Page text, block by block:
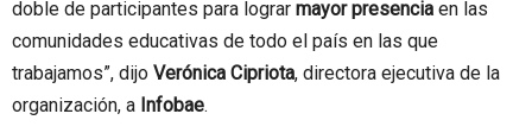
doble de participantes para lograr mayor presencia en las
comunidades educativas de todo el país en las que
trabajamos”, dijo Verónica Cipriota, directora ejecutiva de la
organización, a Infobae.